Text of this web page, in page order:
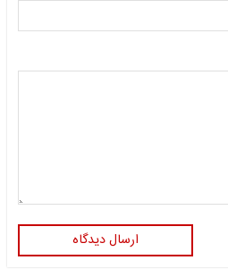
ارسال دیدگاه